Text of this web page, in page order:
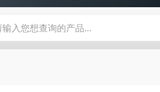
710KEM京都电子燃气量空调帐篷测量仪